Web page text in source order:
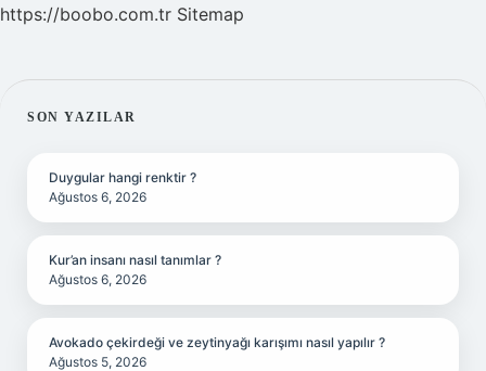
https://boobo.com.tr Sitemap
SIDEBAR
SON YAZILAR
Duygular hangi renktir ?
Ağustos 6, 2026
Kur’an insanı nasıl tanımlar ?
Ağustos 6, 2026
Avokado çekirdeği ve zeytinyağı karışımı nasıl yapılır ?
Ağustos 5, 2026